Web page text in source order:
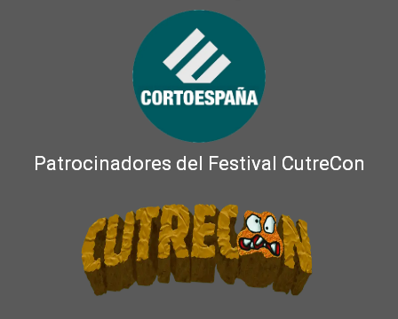
Patrocinadores del Festival CutreCon